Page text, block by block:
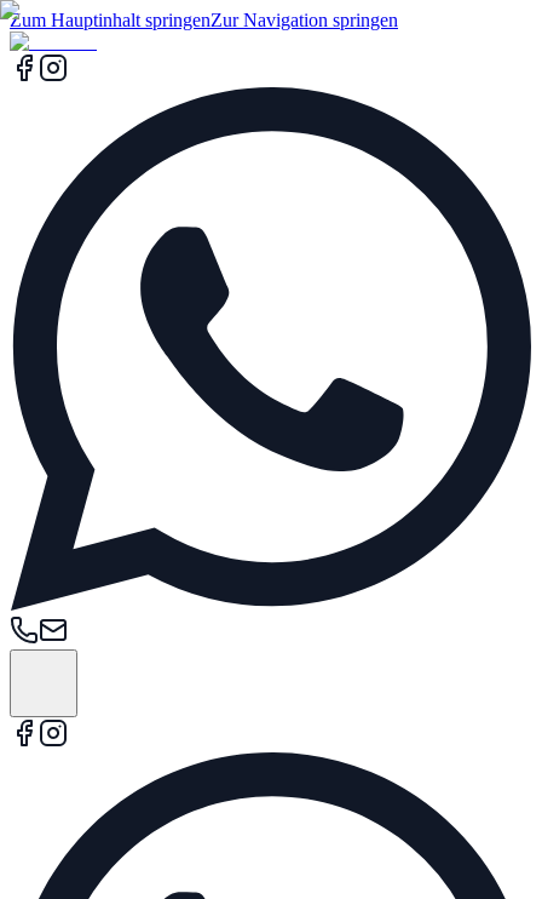
Zum Hauptinhalt springenZur Navigation springen